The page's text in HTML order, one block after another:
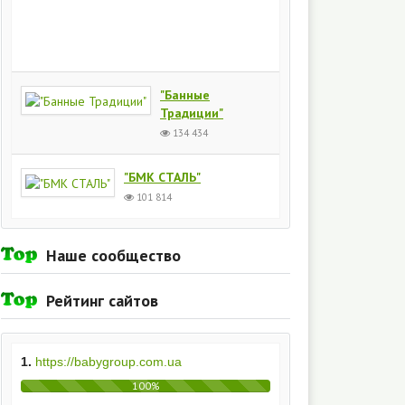
"Банные
Традиции"
134 434
"БМК СТАЛЬ"
101 814
Наше сообщество
Рейтинг сайтов
1. https://babygroup.com.ua
100%